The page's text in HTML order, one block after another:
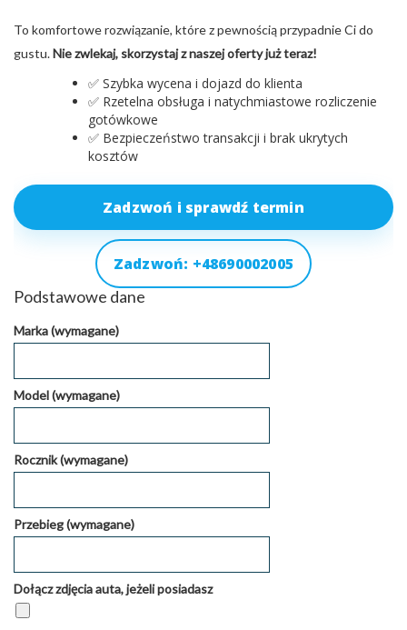
To komfortowe rozwiązanie, które z pewnością przypadnie Ci do
gustu.Nie zwlekaj, skorzystaj z naszej oferty już teraz!
✅ Szybka wycena i dojazd do klienta
✅ Rzetelna obsługa i natychmiastowe rozliczenie
gotówkowe
✅ Bezpieczeństwo transakcji i brak ukrytych
kosztów
Zadzwoń i sprawdź termin
Zadzwoń: +48690002005
Podstawowe dane
Marka (wymagane)
Model (wymagane)
Rocznik (wymagane)
Przebieg (wymagane)
Dołącz zdjęcia auta, jeżeli posiadasz